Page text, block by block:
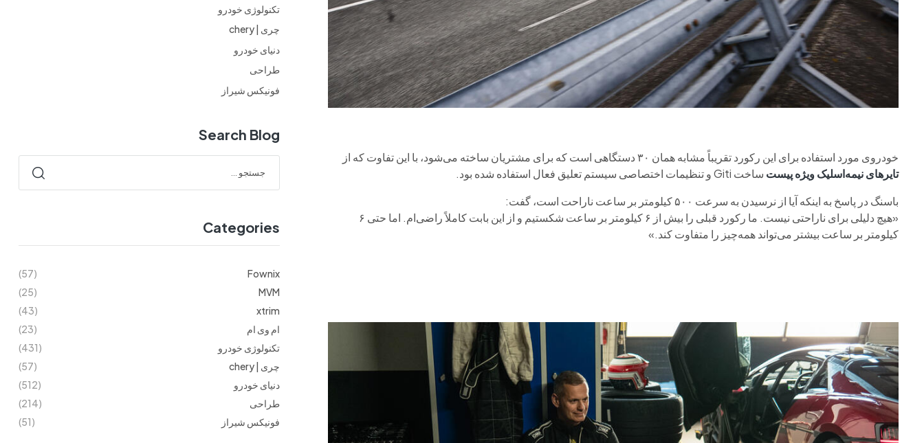
خودروی مورد استفاده برای این رکورد تقریباً مشابه همان ۳۰ دستگاهی است که برای مشتریان ساخته می‌شود، با این تفاوت که از
تایرهای نیمه‌اسلیک ویژه پیست ساخت Giti و تنظیمات اختصاصی سیستم تعلیق فعال استفاده شده بود.
باسنگ در پاسخ به اینکه آیا از نرسیدن به سرعت ۵۰۰ کیلومتر بر ساعت ناراحت است، گفت:
«هیچ دلیلی برای ناراحتی نیست. ما رکورد قبلی را بیش از ۶ کیلومتر بر ساعت شکستیم و از این بابت کاملاً راضی‌ام. اما حتی ۶
کیلومتر بر ساعت بیشتر می‌تواند همه‌چیز را متفاوت کند.»
تکنولوژی خودرو
چری | chery
دنیای خودرو
طراحی
فونیکس شیراز
Search Blog
Categories
Fownix
(57)
MVM
(25)
xtrim
(43)
ام وی ام
(23)
تکنولوژی خودرو
(431)
چری | chery
(57)
دنیای خودرو
(512)
طراحی
(214)
فونیکس شیراز
(51)